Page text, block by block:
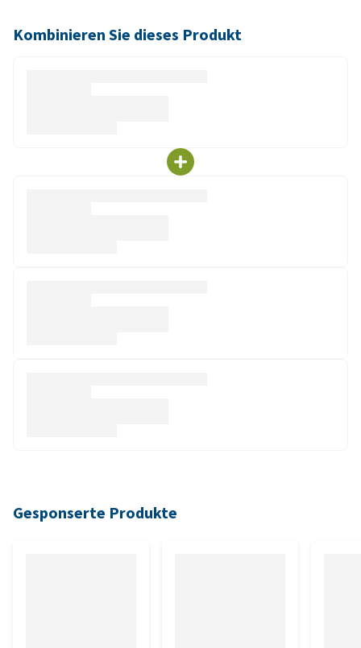
Kombinieren Sie dieses Produkt
Gesponserte Produkte